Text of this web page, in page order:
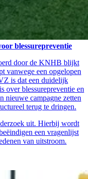
blessurepreventie
door de KNHB blijkt
vanwege een opgelopen
is dat een duidelijk
over blessurepreventie en
nieuwe campagne zetten
terug te dringen.
uit. Hierbij wordt
een vragenlijst
van uitstroom.